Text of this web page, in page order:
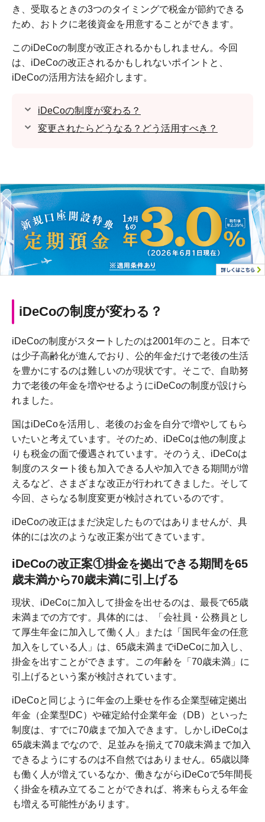
き、受取るときの3つのタイミングで税金が節約できる
ため、おトクに老後資金を用意することができます。
このiDeCoの制度が改正されるかもしれません。今回
は、iDeCoの改正されるかもしれないポイントと、
iDeCoの活用方法を紹介します。
iDeCoの制度が変わる？
変更されたらどうなる？どう活用すべき？
iDeCoの制度が変わる？
iDeCoの制度がスタートしたのは2001年のこと。日本で
は少子高齢化が進んでおり、公的年金だけで老後の生活
を豊かにするのは難しいのが現状です。そこで、自助努
力で老後の年金を増やせるようにiDeCoの制度が設けら
れました。
国はiDeCoを活用し、老後のお金を自分で増やしてもら
いたいと考えています。そのため、iDeCoは他の制度よ
りも税金の面で優遇されています。そのうえ、iDeCoは
制度のスタート後も加入できる人や加入できる期間が増
えるなど、さまざまな改正が行われてきました。そして
今回、さらなる制度変更が検討されているのです。
iDeCoの改正はまだ決定したものではありませんが、具
体的には次のような改正案が出てきています。
iDeCoの改正案①掛金を拠出できる期間を65
歳未満から70歳未満に引上げる
現状、iDeCoに加入して掛金を出せるのは、最長で65歳
未満までの方です。具体的には、「会社員・公務員とし
て厚生年金に加入して働く人」または「国民年金の任意
加入をしている人」は、65歳未満までiDeCoに加入し、
掛金を出すことができます。この年齢を「70歳未満」に
引上げるという案が検討されています。
iDeCoと同じように年金の上乗せを作る企業型確定拠出
年金（企業型DC）や確定給付企業年金（DB）といった
制度は、すでに70歳まで加入できます。しかしiDeCoは
65歳未満までなので、足並みを揃えて70歳未満まで加入
できるようにするのは不自然ではありません。65歳以降
も働く人が増えているなか、働きながらiDeCoで5年間長
く掛金を積み立てることができれば、将来もらえる年金
も増える可能性があります。